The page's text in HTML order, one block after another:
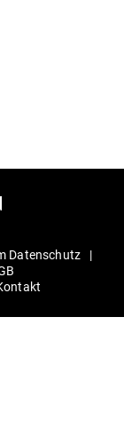
Daten­schutz